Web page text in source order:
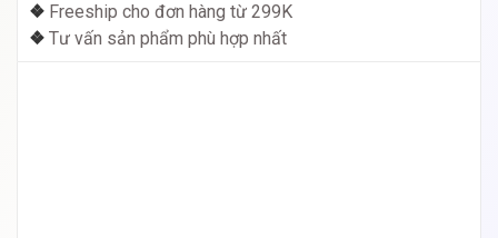
❖ Freeship cho đơn hàng từ 299K
❖ Tư vấn sản phẩm phù hợp nhất